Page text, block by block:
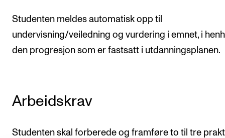
Studenten meldes automatisk opp til
undervisning/veiledning og vurdering i emnet, i
den progresjon som er fastsatt i utdanningsplanen.
Arbeidskrav
Studenten skal forberede og framføre to til tre